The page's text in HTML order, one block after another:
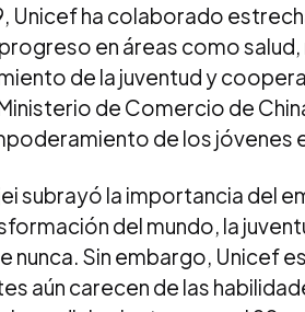
Unicef ha colaborado
en áreas como
de la juventud y
de Comercio de
de los jóvenes
subrayó la importancia del
del mundo, la
nunca. Sin embargo, Unicef
aún carecen de las